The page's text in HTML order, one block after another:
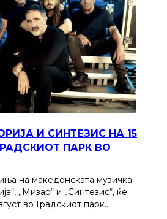
И СИНТЕЗИС НА 15
ПАРК ВО
на македонската музичка
„Мизар“ и „Синтезис“, ќе
во Градскиот парк…